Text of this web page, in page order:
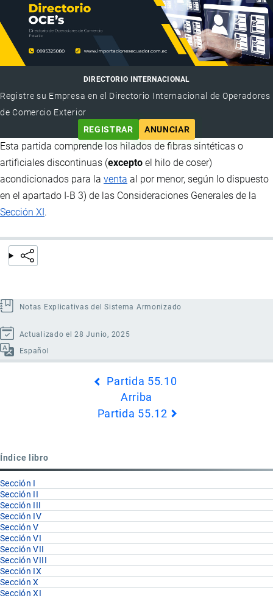
DIRECTORIO INTERNACIONAL
Registre su Empresa en el Directorio Internacional de Operadores
de Comercio Exterior
REGISTRAR
ANUNCIAR
Esta partida comprende los hilados de fibras sintéticas o
artificiales discontinuas (excepto el hilo de coser)
acondicionados para la venta al por menor, según lo dispuesto
en el apartado I-B 3) de las Consideraciones Generales de la
Sección XI .
Notas Explicativas del Sistema Armonizado
Actualizado el 28 Junio, 2025
Español
Partida 55.10
Arriba
Partida 55.12
Índice libro
Sección I
Sección II
Sección III
Sección IV
Sección V
Sección VI
Sección VII
Sección VIII
Sección IX
Sección X
Sección XI